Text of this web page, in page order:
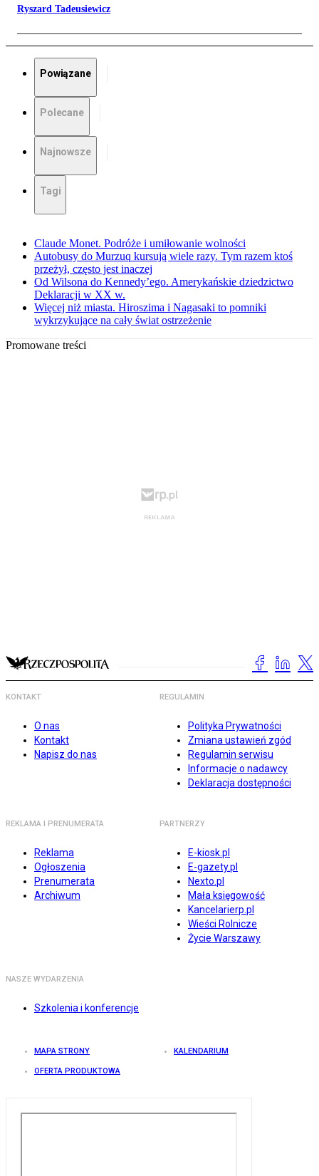
Ryszard Tadeusiewicz
Powiązane
Polecane
Najnowsze
Tagi
Claude Monet. Podróże i umiłowanie wolności
Autobusy do Murzuq kursują wiele razy. Tym razem ktoś
przeżył, często jest inaczej
Od Wilsona do Kennedy’ego. Amerykańskie dziedzictwo
Deklaracji w XX w.
Więcej niż miasta. Hiroszima i Nagasaki to pomniki
wykrzykujące na cały świat ostrzeżenie
Promowane treści
KONTAKT
O nas
Kontakt
Napisz do nas
REGULAMIN
Polityka Prywatności
Zmiana ustawień zgód
Regulamin serwisu
Informacje o nadawcy
Deklaracja dostępności
REKLAMA I PRENUMERATA
Reklama
Ogłoszenia
Prenumerata
Archiwum
PARTNERZY
E-kiosk.pl
E-gazety.pl
Nexto.pl
Mała księgowość
Kancelarierp.pl
Wieści Rolnicze
Życie Warszawy
NASZE WYDARZENIA
Szkolenia i konferencje
MAPA STRONY KALENDARIUM
OFERTA PRODUKTOWA